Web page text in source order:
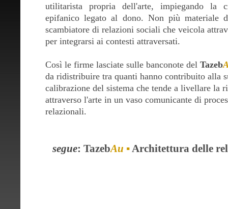
utilitarista propria dell'arte, impiegando la
epifanico legato al dono. Non più materiale
scambiatore di relazioni sociali che veicola
per integrarsi ai contesti attraversati.
Così le firme lasciate sulle banconote del Tazeb
da ridistribuire tra quanti hanno contribuito alla
calibrazione del sistema che tende a livellare la
attraverso l'arte in un vaso comunicante di
relazionali.
segue: TazebAu ▪Architettura delle